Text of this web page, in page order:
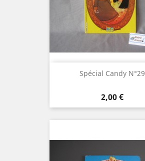
Spécial Candy N°29
Prix
2,00 €